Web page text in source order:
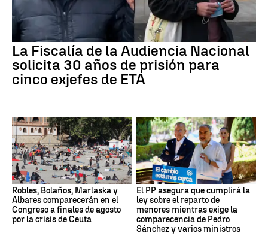
La Fiscalía de la Audiencia Nacional
solicita 30 años de prisión para
cinco exjefes de ETA
Robles, Bolaños, Marlaska y
Albares comparecerán en el
Congreso a finales de agosto
por la crisis de Ceuta
El PP asegura que cumplirá la
ley sobre el reparto de
menores mientras exige la
comparecencia de Pedro
Sánchez y varios ministros